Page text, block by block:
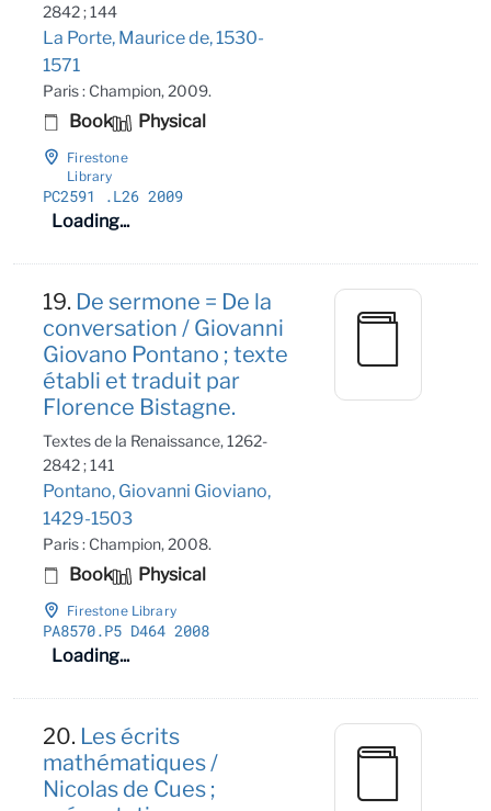
2842 ; 144
La Porte, Maurice de, 1530-
1571
Paris : Champion, 2009.
Book Physical
Firestone
Library
PC2591
.L26 2009
Loading...
19. De sermone = De la
conversation / Giovanni
Giovano Pontano ; texte
établi et traduit par
Florence Bistagne.
Textes de la Renaissance, 1262-
2842 ; 141
Pontano, Giovanni Gioviano,
1429-1503
Paris : Champion, 2008.
Book Physical
Firestone Library
PA8570.P5 D464 2008
Loading...
20. Les écrits
mathématiques /
Nicolas de Cues ;